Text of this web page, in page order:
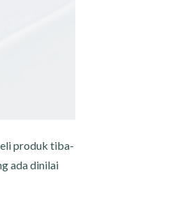
produk tiba-
ada dinilai